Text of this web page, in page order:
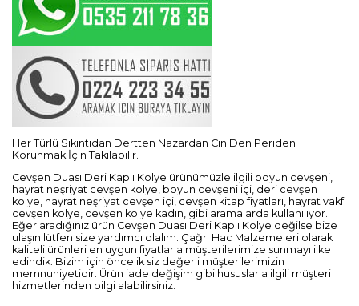
Her Türlü Sıkıntıdan Dertten Nazardan Cin Den Periden
Korunmak İçin Takılabilir.
Cevşen Duası Deri Kaplı Kolye ürünümüzle ilgili boyun cevşeni,
hayrat neşriyat cevşen kolye, boyun cevşeni içi, deri cevşen
kolye, hayrat neşriyat cevşen içi, cevşen kitap fiyatları, hayrat vakfı
cevşen kolye, cevşen kolye kadın, gibi aramalarda kullanılıyor.
Eğer aradığınız ürün Cevşen Duası Deri Kaplı Kolye değilse bize
ulaşın lütfen size yardımcı olalım. Çağrı Hac Malzemeleri olarak
kaliteli ürünleri en uygun fiyatlarla müşterilerimize sunmayı ilke
edindik. Bizim için öncelik siz değerli müşterilerimizin
memnuniyetidir. Ürün iade değişim gibi hususlarla ilgili müşteri
hizmetlerinden bilgi alabilirsiniz.